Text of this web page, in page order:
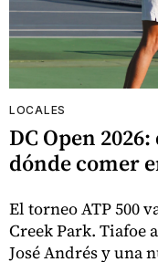
LOCALES
DC Open
dónde comer
El torneo ATP 500
Creek Park. Tiafoe
José Andrés y una